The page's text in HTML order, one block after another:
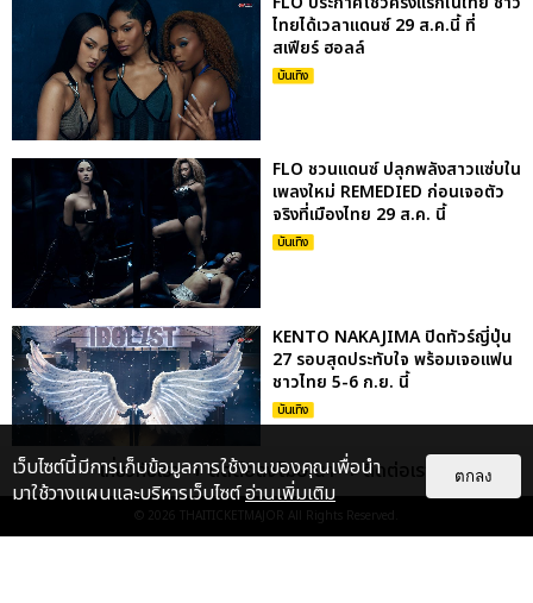
ไทยได้เวลาแดนซ์ 29 ส.ค.นี้ ที่
สเฟียร์ ฮอลล์
บันเทิง
FLO ชวนแดนซ์ ปลุกพลังสาวแซ่บใน
เพลงใหม่ REMEDIED ก่อนเจอตัว
จริงที่เมืองไทย 29 ส.ค. นี้
บันเทิง
KENTO NAKAJIMA ปิดทัวร์ญี่ปุ่น
27 รอบสุดประทับใจ พร้อมเจอแฟน
ชาวไทย 5-6 ก.ย. นี้
บันเทิง
เก็บตกภาพ NATORI กลับมาครั้งนี้
ยิ่งใหญ่กว่าเดิม ระเบิดความมันส์สุด
เกี่ยวกับเรา ติดต่อลงโฆษณา ติดต่อเรา
© 2026 THAITICKETMAJOR All Rights Reserved.
เว็บไซต์นี้มีการเก็บข้อมูลการใช้งานของคุณเพื่อนำ
มาใช้วางแผนและบริหารเว็บไซต์อ่านเพิ่มเติม
ตกลง